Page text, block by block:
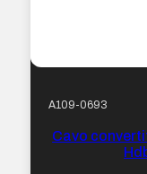
A109-0693
Cavo